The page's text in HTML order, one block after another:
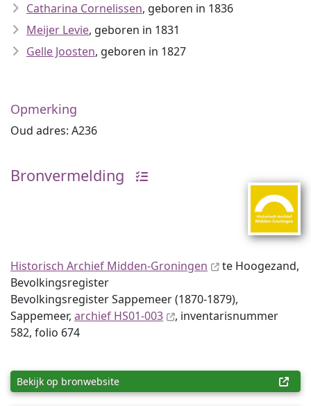
Catharina Cornelissen, geboren in 1836
Meijer Levie, geboren in 1831
Gelle Joosten, geboren in 1827
Opmerking
Oud adres: A236
Bronvermelding
Historisch Archief Midden-Groningen
te Hoogezand,
Bevolkingsregister
Bevolkingsregister Sappemeer (1870-1879),
Sappemeer, archief HS01-003
, inventaris­num­mer
582, folio 674
Bekijk op bronwebsite